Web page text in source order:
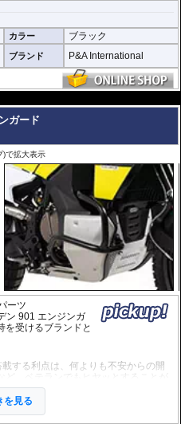
:
なく、高い一体感を生み出していま
、十分なグリップ性能と保護性能を
ーニングクロス、脱脂用アルコール
上げるスキージがセットになっていま
カラー ブラック
ブランド P&A International
ガード
)で拡大表示
ーツ
ン 901 エンジンガ
を受けるブランドと
する利点は、何よりも不安からの開
ど、ベテランでもヒヤッとすることが
楽しむことを目指し、製品を開発、
を見る